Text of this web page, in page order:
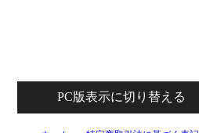
PC版表示に切り替える